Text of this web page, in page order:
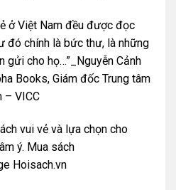
ở Việt Nam đều được đọc
đó chính là bức thư, là những
gửi cho họ…”_Nguyễn Cảnh
Books, Giám đốc Trung tâm
– VICC
vui vẻ và lựa chọn cho
ý. Mua sách
Hoisach.vn